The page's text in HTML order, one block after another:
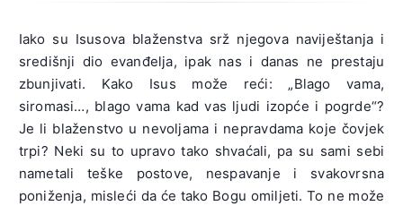
Iako su Isusova blaženstva srž njegova naviještanja i
središnji dio evanđelja, ipak nas i danas ne prestaju
zbunjivati. Kako Isus može reći: „Blago vama,
siromasi…, blago vama kad vas ljudi izopće i pogrde“?
Je li blaženstvo u nevoljama i nepravdama koje čovjek
trpi? Neki su to upravo tako shvaćali, pa su sami sebi
nametali teške postove, nespavanje i svakovrsna
poniženja, misleći da će tako Bogu omiljeti. To ne može